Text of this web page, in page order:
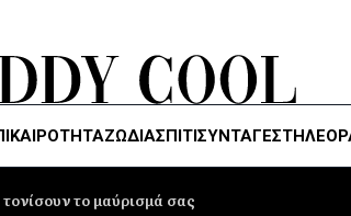
ΖΏΔΙΑΣΠΙΤΙΣΥΝΤΑΓΕΣ
τονίσουν το μαύρισμά σας